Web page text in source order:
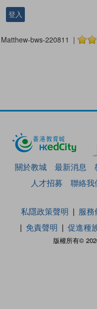
登入
Matthew-bws-220811 |
關於教城 最新消息
人才招募
聯絡我
版權所有©
私隱政策聲明 服務
免責聲明
促進種